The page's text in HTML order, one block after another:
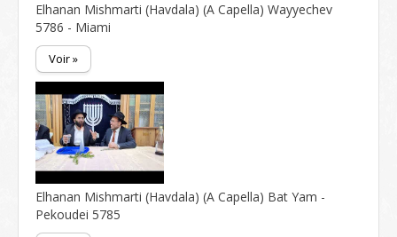
Elhanan Mishmarti (Havdala) (A Capella) Wayyechev
5786 - Miami
Voir »
Elhanan Mishmarti (Havdala) (A Capella) Bat Yam -
Pekoudei 5785